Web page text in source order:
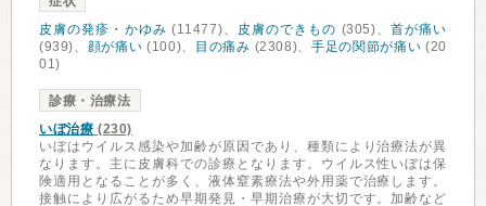
皮膚の発疹・かゆみ (11477)、 皮膚のできもの (305)、首が痛い
(939)、 顔が痛い (100)、 目の痛み (2308)、 手足の関節が痛い (20
01)
診療・治療法
いぼ治療 (230)
いぼはウイルス感染や加齢が原因であり、種類により治療法が異
なります。主に皮膚科での診療となります。ウイルス性いぼは保
険適用となることが多く、液体窒素療法や外用薬で治療します。
接触により広がるため早期発見・早期治療が大切です。加齢など